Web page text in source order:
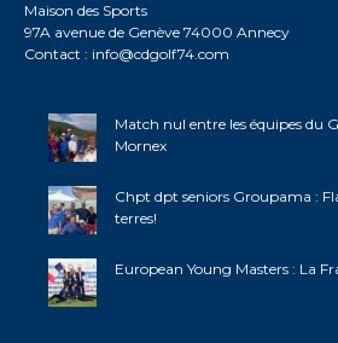
Maison des Sports
97A avenue de Genève 74000 Annecy
Contact : info@cdgolf74.com
Match nul entre les équipes du
Mornex
Chpt dpt seniors Groupama :
terres!
European Young Masters : La